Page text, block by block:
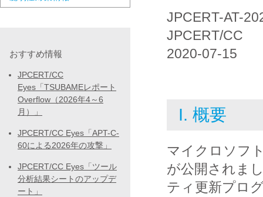
JPCERT-AT-
JPCERT/CC
2020-07-15
I. 概要
マイクロソフ
が公開されま
ティ更新プロ
おすすめ情報
JPCERT/CC
Eyes「TSUBAMEレポート
Overflow（2026年4～6
月）」
JPCERT/CC Eyes「APT-C-
60による2026年の攻撃」
JPCERT/CC Eyes「ツール
分析結果シートのアップデ
ート」